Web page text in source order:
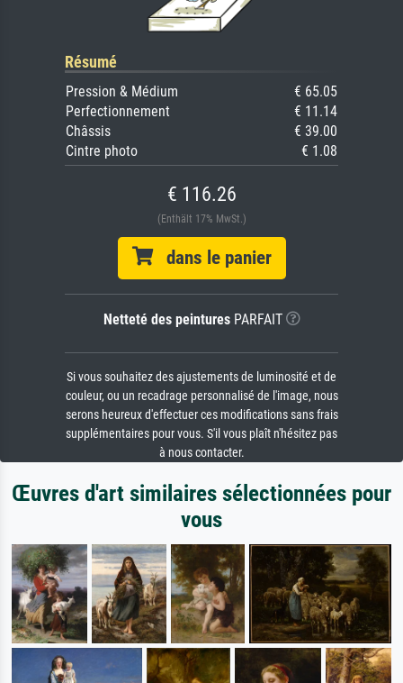
Résumé
Pression & Médium
€ 65.05
Perfectionnement
€ 11.14
Châssis
€ 39.00
Cintre photo
€ 1.08
€ 116.26
(Enthält 17% MwSt.)
dans le panier
Netteté des peinturesPARFAIT
Si vous souhaitez des ajustements de luminosité et de
couleur, ou un recadrage personnalisé de l'image, nous
serons heureux d'effectuer ces modifications sans frais
supplémentaires pour vous. S'il vous plaît n'hésitez pas
à nous contacter.
Œuvres d'art similaires sélectionnées pour
vous